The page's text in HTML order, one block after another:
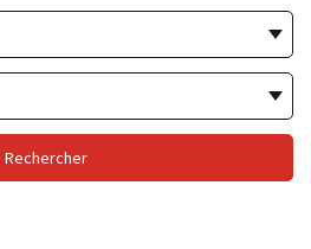
Rechercher